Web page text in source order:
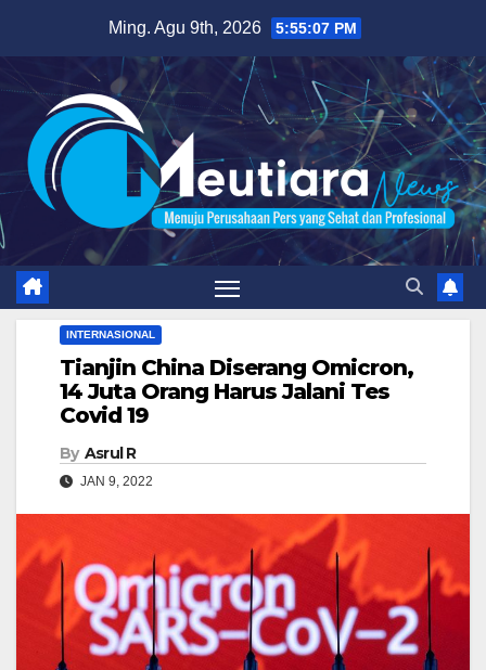
content
Ming. Agu 9th, 2026 5:55:08 PM
INTERNASIONAL
Tianjin China Diserang Omicron,
14 Juta Orang Harus Jalani Tes
Covid 19
By Asrul R
JAN 9, 2022